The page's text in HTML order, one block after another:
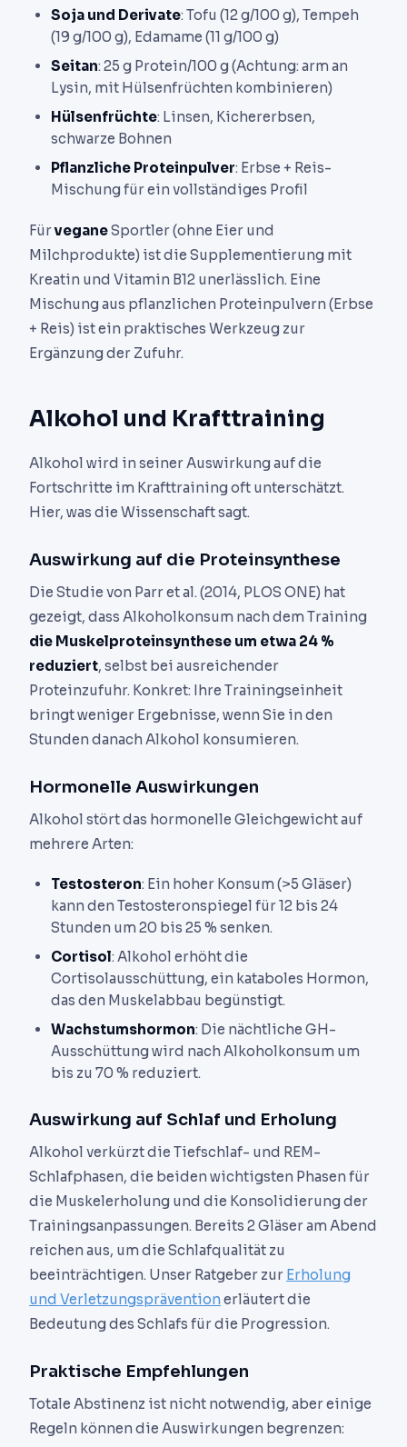
Soja und Derivate: Tofu (12 g/100 g), Tempeh
(19 g/100 g), Edamame (11 g/100 g)
Seitan: 25 g Protein/100 g (Achtung: arm an
Lysin, mit Hülsenfrüchten kombinieren)
Hülsenfrüchte: Linsen, Kichererbsen,
schwarze Bohnen
Pflanzliche Proteinpulver: Erbse + Reis-
Mischung für ein vollständiges Profil
FürveganeSportler (ohne Eier und
Milchprodukte) ist die Supplementierung mit
Kreatin und Vitamin B12 unerlässlich. Eine
Mischung aus pflanzlichen Proteinpulvern (Erbse
+ Reis) ist ein praktisches Werkzeug zur
Ergänzung der Zufuhr.
Alkohol und Krafttraining
Alkohol wird in seiner Auswirkung auf die
Fortschritte im Krafttraining oft unterschätzt.
Hier, was die Wissenschaft sagt.
Auswirkung auf die Proteinsynthese
Die Studie von Parr et al. (2014, PLOS ONE) hat
gezeigt, dass Alkoholkonsum nach dem Training
die Muskelproteinsynthese um etwa 24 %
reduziert, selbst bei ausreichender
Proteinzufuhr. Konkret: Ihre Trainingseinheit
bringt weniger Ergebnisse, wenn Sie in den
Stunden danach Alkohol konsumieren.
Hormonelle Auswirkungen
Alkohol stört das hormonelle Gleichgewicht auf
mehrere Arten:
Testosteron: Ein hoher Konsum (>5 Gläser)
kann den Testosteronspiegel für 12 bis 24
Stunden um 20 bis 25 % senken.
Cortisol: Alkohol erhöht die
Cortisolausschüttung, ein kataboles Hormon,
das den Muskelabbau begünstigt.
Wachstumshormon: Die nächtliche GH-
Ausschüttung wird nach Alkoholkonsum um
bis zu 70 % reduziert.
Auswirkung auf Schlaf und Erholung
Alkohol verkürzt die Tiefschlaf- und REM-
Schlafphasen, die beiden wichtigsten Phasen für
die Muskelerholung und die Konsolidierung der
Trainingsanpassungen. Bereits 2 Gläser am Abend
reichen aus, um die Schlafqualität zu
beeinträchtigen. Unser Ratgeber zur Erholung
und Verletzungsprävention erläutert die
Bedeutung des Schlafs für die Progression.
Praktische Empfehlungen
Totale Abstinenz ist nicht notwendig, aber einige
Regeln können die Auswirkungen begrenzen: